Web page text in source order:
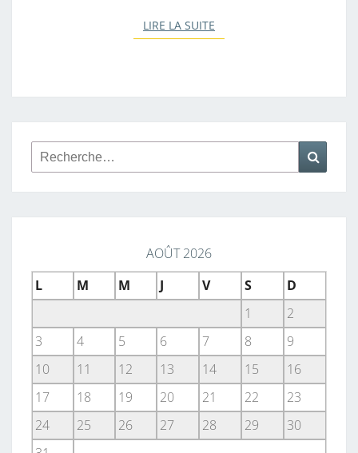
LIRE LA SUITE
Rechercher :
AOÛT 2026
L
M M J V S
D
1
2
3
4 5 6 7 8
9
10
11 12 13 14 15
16
17
18 19 20 21 22
23
24
25 26 27 28 29
30